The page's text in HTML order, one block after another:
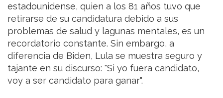
estadounidense, quien a los 81 años tuvo que
retirarse de su candidatura debido a sus
problemas de salud y lagunas mentales, es un
recordatorio constante. Sin embargo, a
diferencia de Biden, Lula se muestra seguro y
tajante en su discurso: "Si yo fuera candidato,
voy a ser candidato para ganar".